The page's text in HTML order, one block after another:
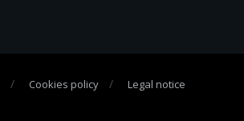
Cookies policy Legal notice